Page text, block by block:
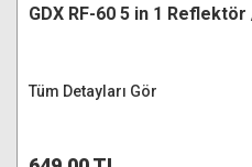
GDX RF-60 5 in 1 Reflektör
Tüm Detayları Gör